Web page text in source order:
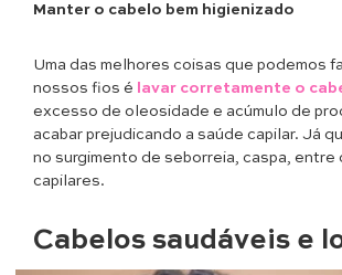
Manter o cabelo bem higienizado
Uma das melhores coisas que podemos
nossos fios é lavar corretamente o
excesso de oleosidade e acúmulo de
acabar prejudicando a saúde capilar. Já
no surgimento de seborreia, caspa, entre
capilares.
Cabelos saudáveis e